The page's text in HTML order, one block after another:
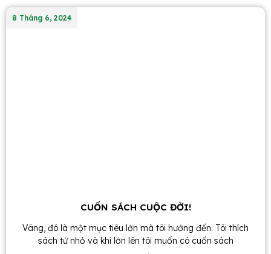
CUỐN SÁCH CUỘC ĐỜI!
8 Tháng 6, 2024
Vâng, đó là một mục tiêu lớn mà tôi hướng đến. Tôi thích
sách từ nhỏ và khi lớn lên tôi muốn có cuốn sách